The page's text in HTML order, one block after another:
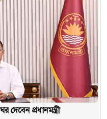
দেবেন প্রধানমন্ত্রী